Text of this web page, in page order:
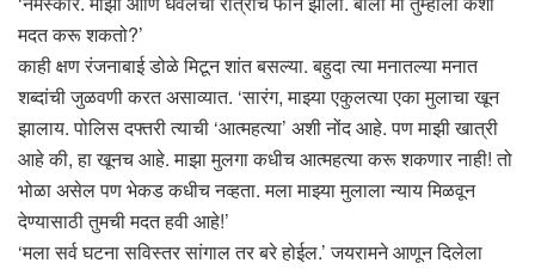
मदत करू शकतो?’
काही क्षण रंजनाबाई डोळे मिटून शांत बसल्या. बहुदा त्या मनातल्या मनात
शब्दांची जुळवणी करत असाव्यात. ‘सारंग, माझ्या एकुलत्या एका मुलाचा खून
झालाय. पोलिस दफ्तरी त्याची ‘आत्महत्या’ अशी नोंद आहे. पण माझी खात्री
आहे की, हा खूनच आहे. माझा मुलगा कधीच आत्महत्या करू शकणार नाही! तो
भोळा असेल पण भेकड कधीच नव्हता. मला माझ्या मुलाला न्याय मिळवून
देण्यासाठी तुमची मदत हवी आहे!’
‘मला सर्व घटना सविस्तर सांगाल तर बरे होईल.’ जयरामने आणून दिलेला